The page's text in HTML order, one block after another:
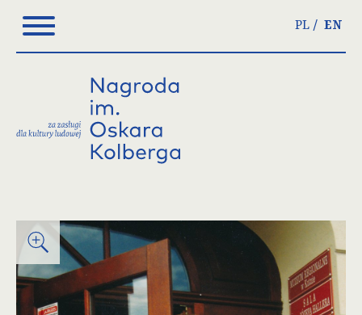
note:
This
accessibility
PL EN